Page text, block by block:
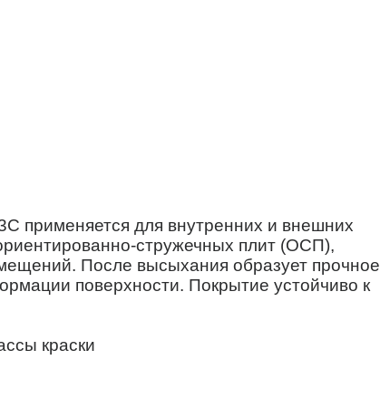
применяется для внутренних и внешних
стружечных плит (ОСП),
После высыхания образует прочное
поверхности. Покрытие устойчиво к
краски